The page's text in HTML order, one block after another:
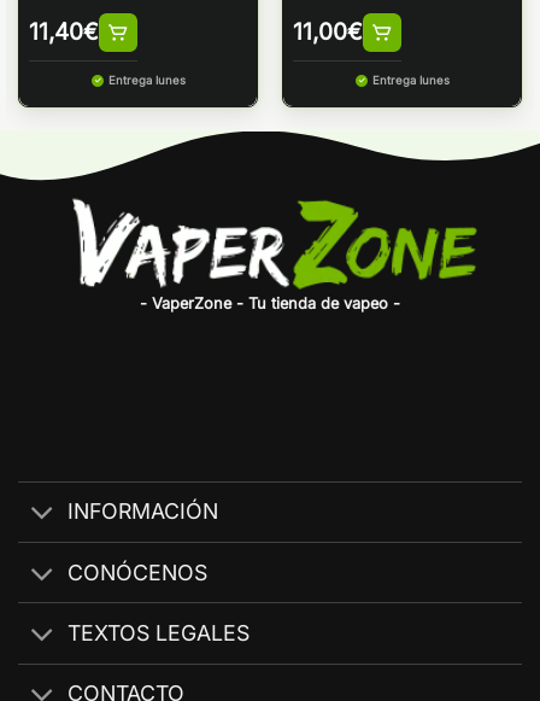
11,40€
Entrega lunes
11,00€
Entrega lunes
- VaperZone - Tu tienda de vapeo -
INFORMACIÓN
CONÓCENOS
TEXTOS LEGALES
CONTACTO